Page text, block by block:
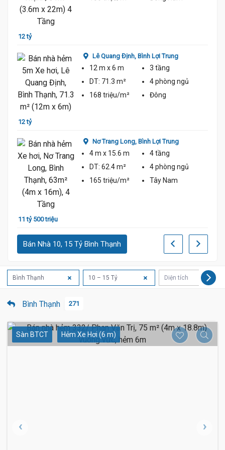
12 tỷ
12 tỷ
Lê Quang Định, Bình Lợi Trung
12 m x 6 m
3 tầng
DT: 71.3 m² 4 phòng ngủ
168 triệu/m²
Đông
11 tỷ 500 triệu
Nơ Trang Long, Bình Lợi Trung
4 m x 15.6 m
4 tầng
DT: 62.4 m² 4 phòng ngủ
165 triệu/m²
Tây Nam
Bán Nhà 10, 15 Tỷ Bình Thạnh
Bình Thạnh 10 – 15 Tỷ Diện tích
Bình Thạnh 271
Sàn BTCT Hẻm Xe Hơi (6 m)